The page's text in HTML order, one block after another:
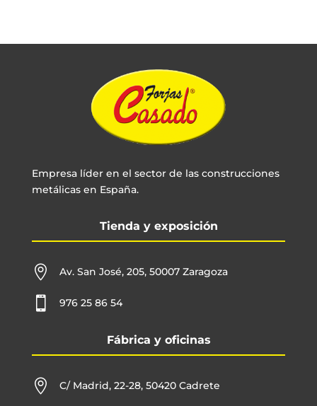
Empresa líder en el sector de las construcciones
metálicas en España.
Tienda y exposición
 Av. San José, 205, 50007 Zaragoza
 976 25 86 54
Fábrica y oficinas
 C/ Madrid, 22-28, 50420 Cadrete